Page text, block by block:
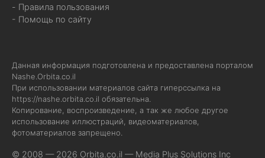
- Правила пользования
- Помощь по сайту
Данная информация подготовлена и предоставлена порталом
Nashe.Orbita.co.il
При использовании материалов сайта гиперссылка на
https://nashe.orbita.co.il обязательна.
Копирование, воспроизведение, а так же любое другое
использование иллюстраций, видеоматериалов,
фотоматериалов запрещено.
© 2008 — 2026 Orbita.co.il — Media Plus Solutions Inc